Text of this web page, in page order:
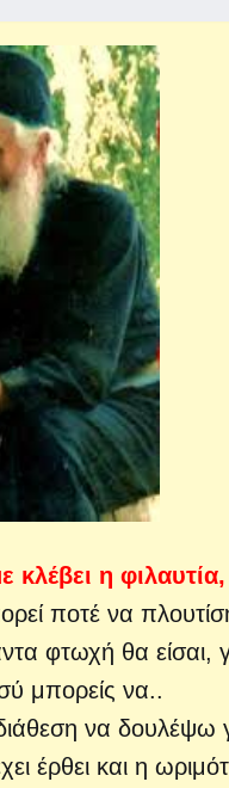
η φιλαυτία,
ποτέ να
φτωχή θα είσαι,
μπορείς να..
να δουλέψω
έρθει και η